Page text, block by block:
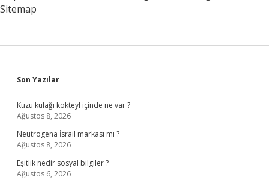
Sitemap
Sidebar
Son Yazılar
Kuzu kulağı kokteyl içinde ne var ?
Ağustos 8, 2026
Neutrogena İsrail markası mı ?
Ağustos 8, 2026
Eşitlik nedir sosyal bilgiler ?
Ağustos 6, 2026